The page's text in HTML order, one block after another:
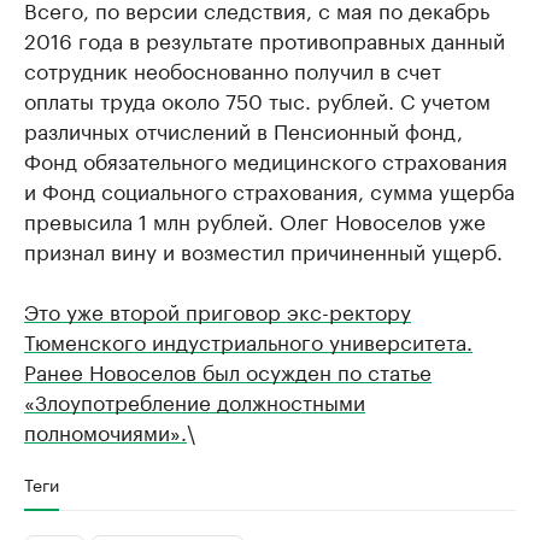
Всего, по версии следствия, с мая по декабрь
2016 года в результате противоправных данный
сотрудник необоснованно получил в счет
оплаты труда около 750 тыс. рублей. С учетом
различных отчислений в Пенсионный фонд,
Фонд обязательного медицинского страхования
и Фонд социального страхования, сумма ущерба
превысила 1 млн рублей. Олег Новоселов уже
признал вину и возместил причиненный ущерб.
Это уже второй приговор экс-ректору
Тюменского индустриального университета.
Ранее Новоселов был осужден по статье
«Злоупотребление должностными
полномочиями».\
Теги